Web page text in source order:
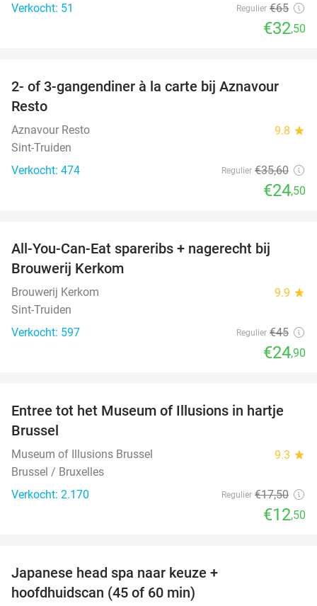
Verkocht: 51
Regulier €65
€32,50
31%
2- of 3-gangendiner à la carte bij Aznavour
Resto
Aznavour Resto 9.8 star
Sint-Truiden
Verkocht: 474
Regulier €35,60
€24,50
All-You-Can-Eat spareribs + nagerecht bij
Brouwerij Kerkom
Brouwerij Kerkom 9.9 star
Sint-Truiden
Verkocht: 597
Regulier €45
€24,90
29%
Entree tot het Museum of Illusions in hartje
Brussel
Museum of Illusions Brussel 9.3 star
Brussel / Bruxelles
Verkocht: 2.170
Regulier €17,50
€12,50
Japanese head spa naar keuze +
hoofdhuidscan (45 of 60 min)